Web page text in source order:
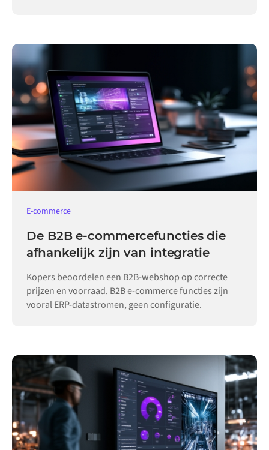
E-commerce
De B2B e-commercefuncties die
afhankelijk zijn van integratie
Kopers beoordelen een B2B-webshop op correcte
prijzen en voorraad. B2B e-commerce functies zijn
vooral ERP-datastromen, geen configuratie.